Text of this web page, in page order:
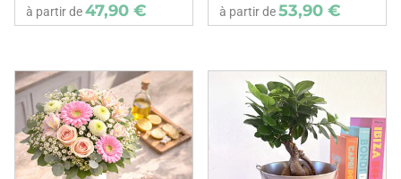
à partir de47,90 € à partir de53,90 €